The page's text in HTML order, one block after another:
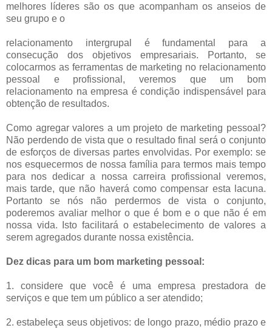
melhores líderes são os que acompanham os anseios de
seu grupo e o
relacionamento intergrupal é fundamental para a
consecução dos objetivos empresariais. Portanto, se
colocarmos as ferramentas de marketing no relacionamento
pessoal e profissional, veremos que um bom
relacionamento na empresa é condição indispensável para
obtenção de resultados.
Como agregar valores a um projeto de marketing pessoal?
Não perdendo de vista que o resultado final será o conjunto
de esforços de diversas partes envolvidas. Por exemplo: se
nos esquecermos de nossa família para termos mais tempo
para nos dedicar a nossa carreira profissional veremos,
mais tarde, que não haverá como compensar esta lacuna.
Portanto se nós não perdermos de vista o conjunto,
poderemos avaliar melhor o que é bom e o que não é em
nossa vida. Isto facilitará o estabelecimento de valores a
serem agregados durante nossa existência.
Dez dicas para um bom marketing pessoal:
1. considere que você é uma empresa prestadora de
serviços e que tem um público a ser atendido;
2. estabeleça seus objetivos: de longo prazo, médio prazo e